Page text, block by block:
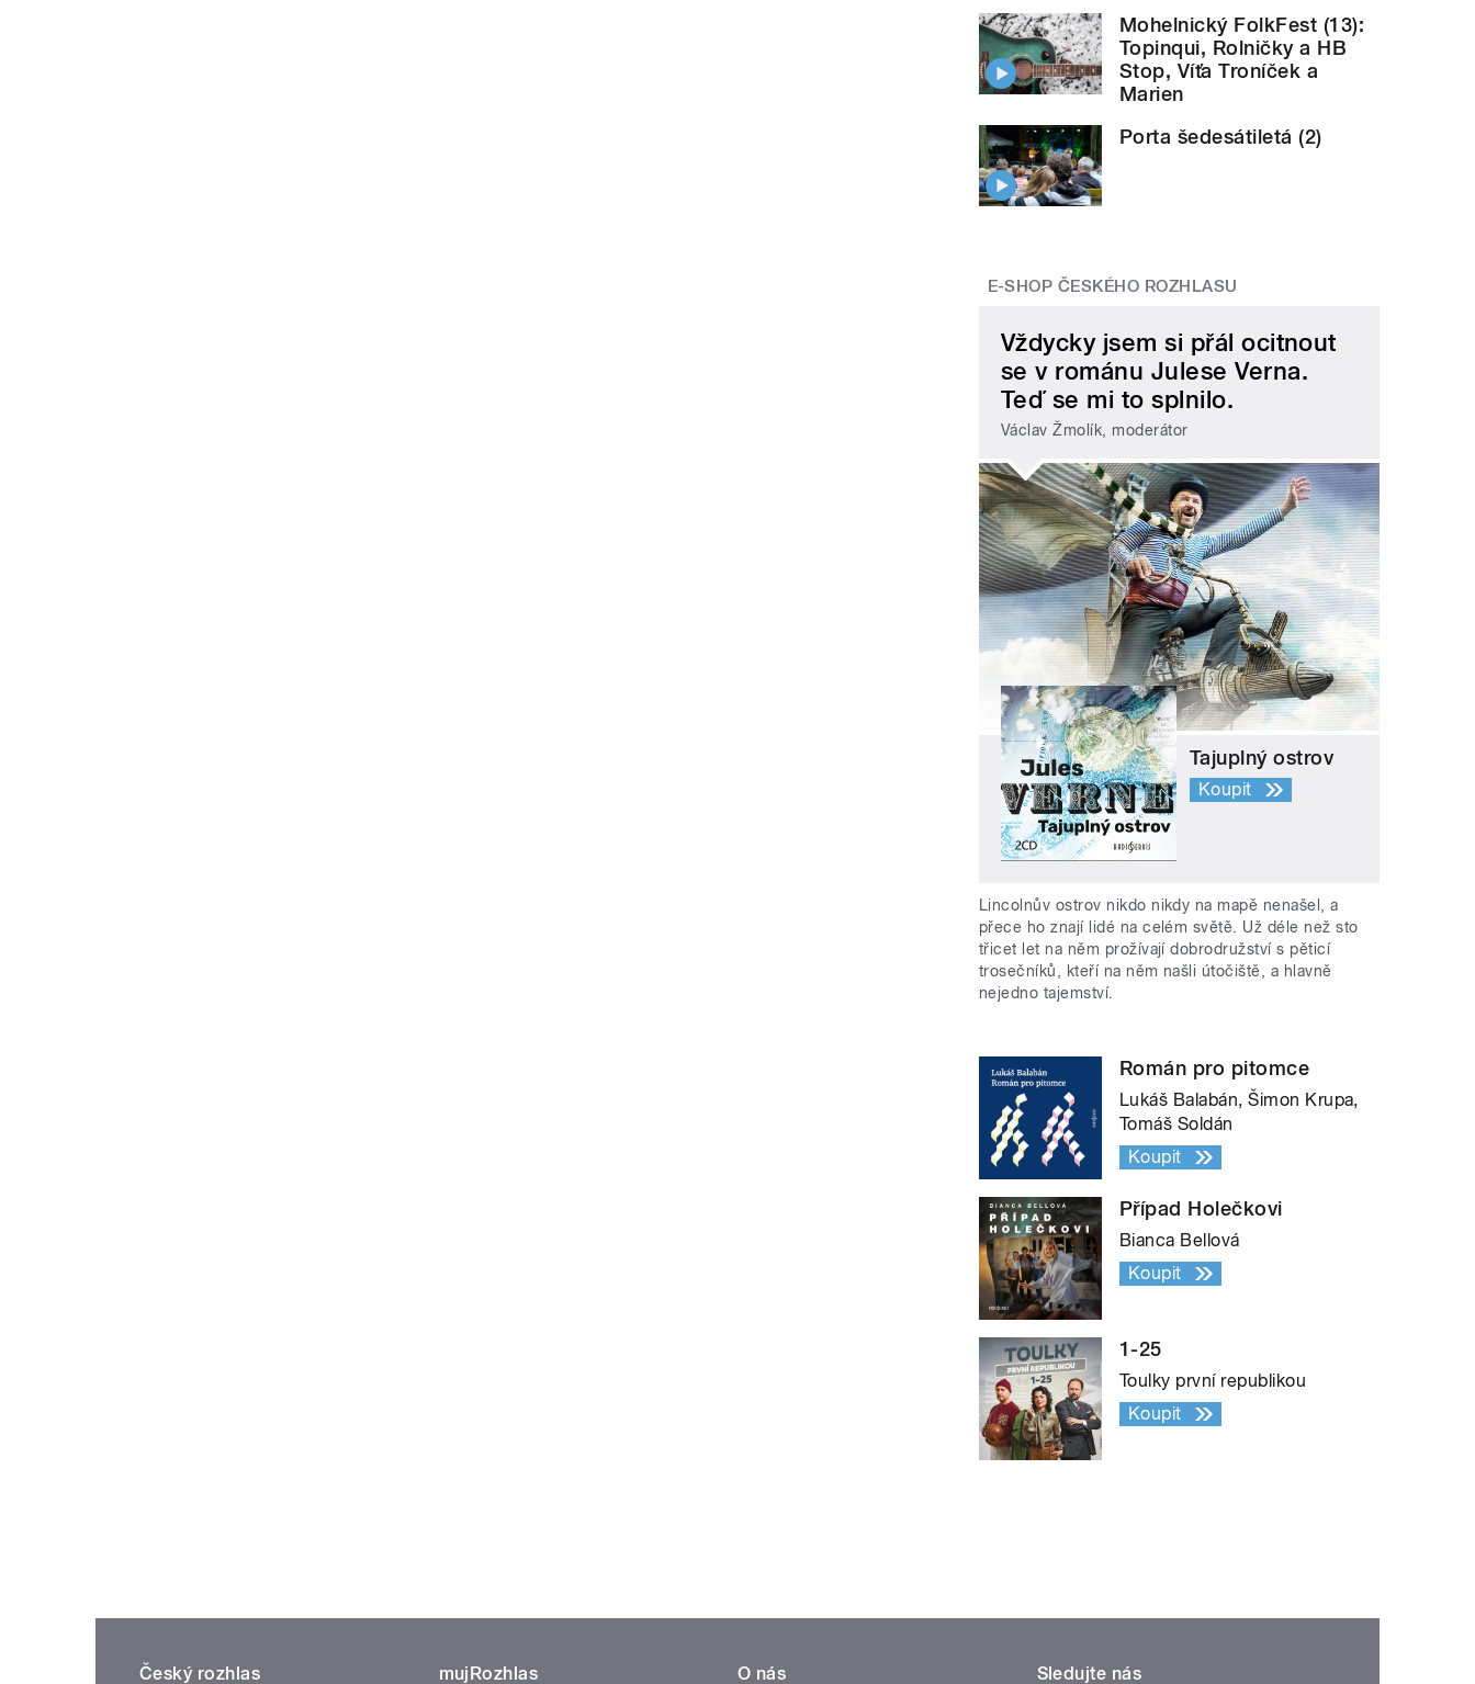
Mohelnický FolkFest (13):
Topinqui, Rolničky a HB
Stop, Víťa Troníček a
Marien
Porta šedesátiletá (2)
E-SHOP ČESKÉHO ROZHLASU
Vždycky jsem si přál ocitnout
se v románu Julese Verna.
Teď se mi to splnilo.
Václav Žmolík, moderátor
Tajuplný ostrov
Koupit
Lincolnův ostrov nikdo nikdy na mapě nenašel, a
přece ho znají lidé na celém světě. Už déle než sto
třicet let na něm prožívají dobrodružství s pěticí
trosečníků, kteří na něm našli útočiště, a hlavně
nejedno tajemství.
Román pro pitomce
Lukáš Balabán, Šimon Krupa,
Tomáš Soldán
Koupit
Případ Holečkovi
Bianca Bellová
Koupit
1-25
Toulky první republikou
Koupit
Český rozhlas mujRozhlas O nás Sledujte nás